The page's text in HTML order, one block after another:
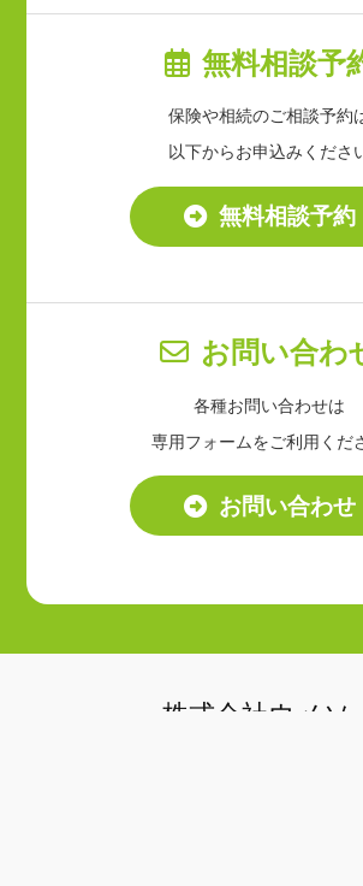
無料相談予
保険や相続のご相談予約
以下からお申込みくださ
無料相談予約
お問い合わ
各種お問い合わせは
専用フォームをご利用くだ
お問い合わせ
株式会社ウメソー